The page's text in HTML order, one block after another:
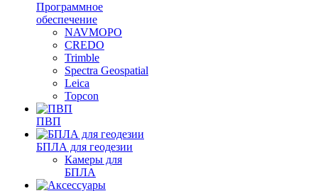
Программное
обеспечение
NAVMOPO
CREDO
Trimble
Spectra Geospatial
Leica
Topcon
ПВП
БПЛА для геодезии
Камеры для
БПЛА